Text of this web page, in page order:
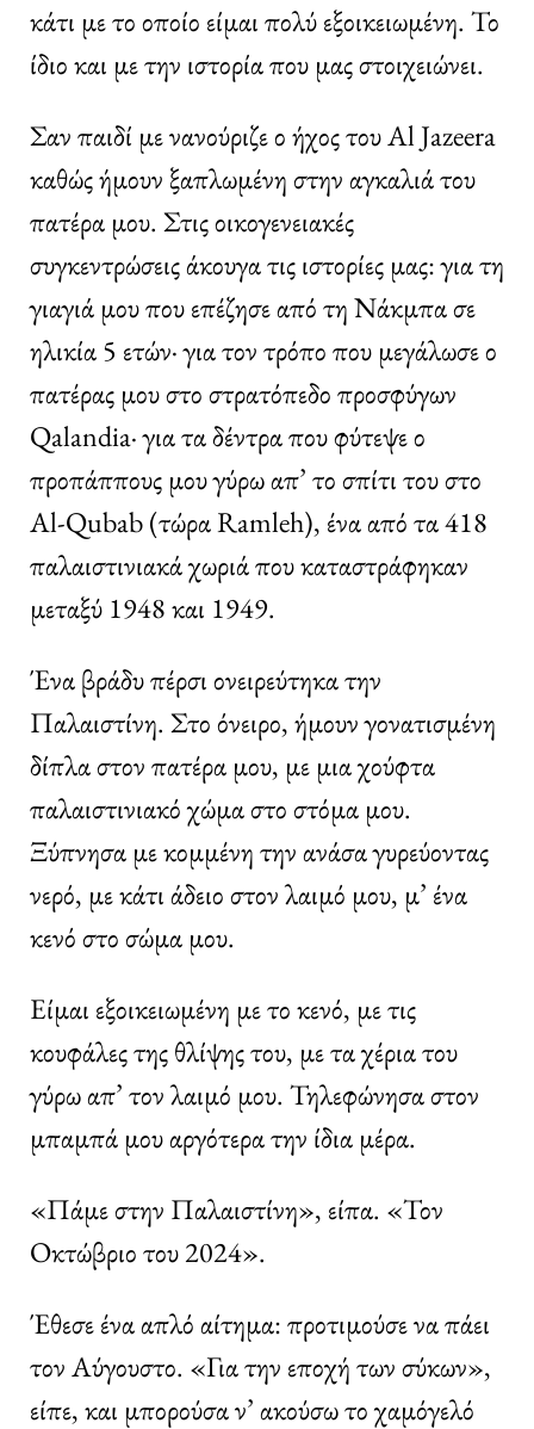
κάτι με το οποίο είμαι πολύ εξοικειωμένη. Το
ίδιο και με την ιστορία που μας στοιχειώνει.
Σαν παιδί με νανούριζε ο ήχος του Al Jazeera
καθώς ήμουν ξαπλωμένη στην αγκαλιά του
πατέρα μου. Στις οικογενειακές
συγκεντρώσεις άκουγα τις ιστορίες μας: για τη
γιαγιά μου που επέζησε από τη Νάκμπα σε
ηλικία 5 ετών· για τον τρόπο που μεγάλωσε ο
πατέρας μου στο στρατόπεδο προσφύγων
Qalandia· για τα δέντρα που φύτεψε ο
προπάππους μου γύρω απ’ το σπίτι του στο
Al-Qubab (τώρα Ramleh), ένα από τα 418
παλαιστινιακά χωριά που καταστράφηκαν
μεταξύ 1948 και 1949.
Ένα βράδυ πέρσι ονειρεύτηκα την
Παλαιστίνη. Στο όνειρο, ήμουν γονατισμένη
δίπλα στον πατέρα μου, με μια χούφτα
παλαιστινιακό χώμα στο στόμα μου.
Ξύπνησα με κομμένη την ανάσα γυρεύοντας
νερό, με κάτι άδειο στον λαιμό μου, μ’ ένα
κενό στο σώμα μου.
Είμαι εξοικειωμένη με το κενό, με τις
κουφάλες της θλίψης του, με τα χέρια του
γύρω απ’ τον λαιμό μου. Τηλεφώνησα στον
μπαμπά μου αργότερα την ίδια μέρα.
«Πάμε στην Παλαιστίνη», είπα. «Τον
Οκτώβριο του 2024».
Έθεσε ένα απλό αίτημα: προτιμούσε να πάει
τον Αύγουστο. «Για την εποχή των σύκων»,
είπε, και μπορούσα ν’ ακούσω το χαμόγελό